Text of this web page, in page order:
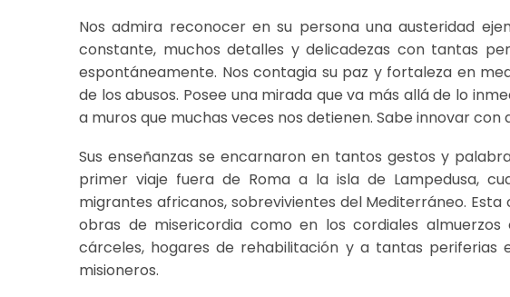
Nos admira reconocer en su persona una austeridad
constante, muchos detalles y delicadezas con tantas
espontáneamente. Nos contagia su paz y fortaleza en
de los abusos. Posee una mirada que va más allá de lo
a muros que muchas veces nos detienen. Sabe innovar
Sus enseñanzas se encarnaron en tantos gestos y
primer viaje fuera de Roma a la isla de Lampedusa,
migrantes africanos, sobrevivientes del Mediterráneo.
obras de misericordia como en los cordiales
cárceles, hogares de rehabilitación y a tantas periferias
misioneros.